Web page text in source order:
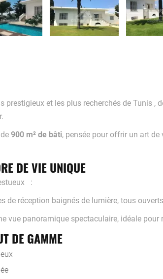
prestigieux et les plus recherchés de Tunis ,
900 m² de bâti, pensée pour offrir un art
DE VIE UNIQUE
:
de réception baignés de lumière, tous
vue panoramique spectaculaire, idéale
DE GAMME